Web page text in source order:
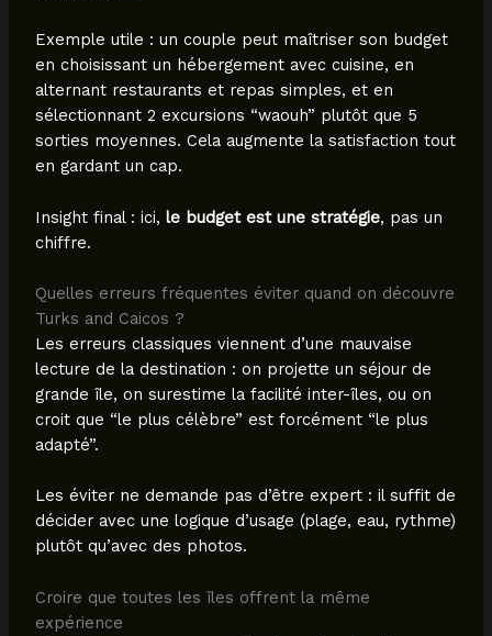
Exemple utile : un couple peut maîtriser son budget
en choisissant un hébergement avec cuisine, en
alternant restaurants et repas simples, et en
sélectionnant 2 excursions “waouh” plutôt que 5
sorties moyennes. Cela augmente la satisfaction tout
en gardant un cap.
Insight final : ici, le budget est une stratégie, pas un
chiffre.
Quelles erreurs fréquentes éviter quand on découvre
Turks and Caicos ?
Les erreurs classiques viennent d’une mauvaise
lecture de la destination : on projette un séjour de
grande île, on surestime la facilité inter-îles, ou on
croit que “le plus célèbre” est forcément “le plus
adapté”.
Les éviter ne demande pas d’être expert : il suffit de
décider avec une logique d’usage (plage, eau, rythme)
plutôt qu’avec des photos.
Croire que toutes les îles offrent la même
expérience